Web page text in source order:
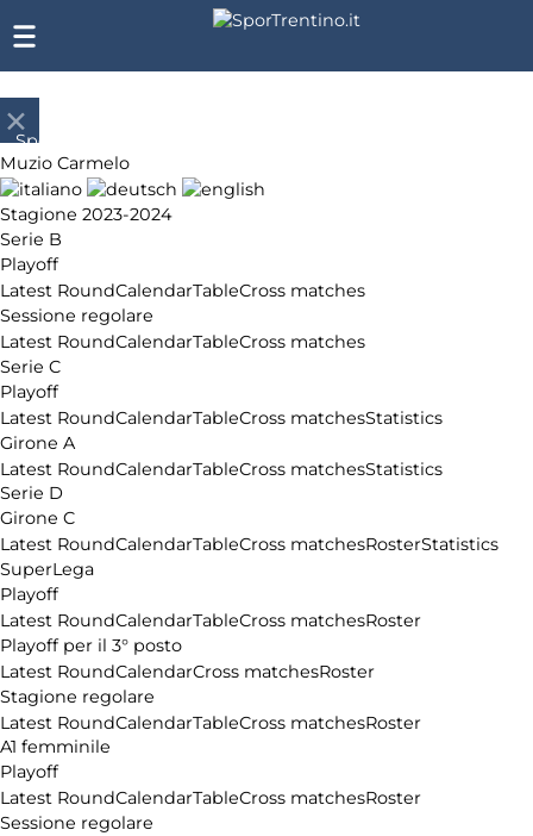
Muzio Carmelo
Stagione 2023-2024
Serie B
Playoff
Latest RoundCalendarTableCross matches
Sessione regolare
Latest RoundCalendarTableCross matches
Serie C
Playoff
Latest RoundCalendarTableCross matchesStatistics
Girone A
Latest RoundCalendarTableCross matchesStatistics
Serie D
Girone C
Latest RoundCalendarTableCross matchesRosterStatistics
SuperLega
Playoff
Latest RoundCalendarTableCross matchesRoster
Playoff per il 3° posto
Latest RoundCalendarCross matchesRoster
Stagione regolare
Latest RoundCalendarTableCross matchesRoster
A1 femminile
Playoff
Latest RoundCalendarTableCross matchesRoster
Sessione regolare
SporTrentino.it
Chi
siamo
Affiliazione
Pubblicità